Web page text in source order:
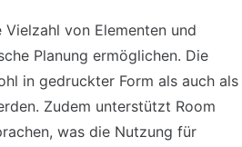
von Elementen und
Planung ermöglichen. Die
in gedruckter Form als auch als
Zudem unterstützt Room
was die Nutzung für